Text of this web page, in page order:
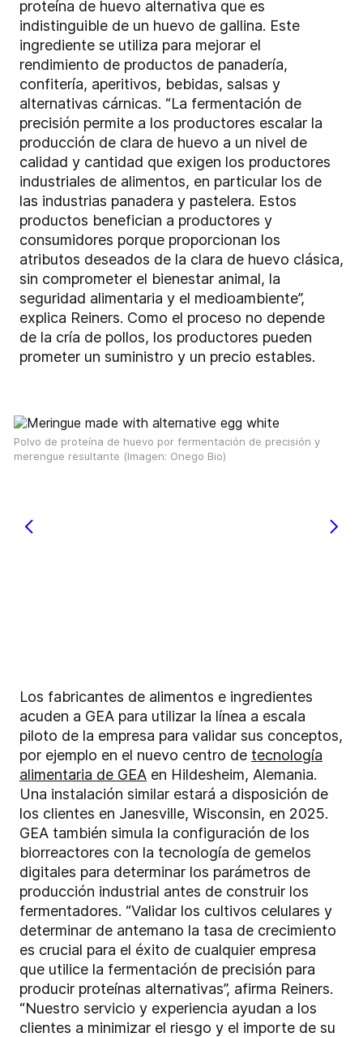
proteína de huevo alternativa que es
indistinguible de un huevo de gallina. Este
ingrediente se utiliza para mejorar el
rendimiento de productos de panadería,
confitería, aperitivos, bebidas, salsas y
alternativas cárnicas. “La fermentación de
precisión permite a los productores escalar la
producción de clara de huevo a un nivel de
calidad y cantidad que exigen los productores
industriales de alimentos, en particular los de
las industrias panadera y pastelera. Estos
productos benefician a productores y
consumidores porque proporcionan los
atributos deseados de la clara de huevo clásica,
sin comprometer el bienestar animal, la
seguridad alimentaria y el medioambiente”,
explica Reiners. Como el proceso no depende
de la cría de pollos, los productores pueden
prometer un suministro y un precio estables.
Polvo de proteína de huevo por fermentación de precisión y
merengue resultante (Imagen: Onego Bio)
Los fabricantes de alimentos e ingredientes
acuden a GEA para utilizar la línea a escala
piloto de la empresa para validar sus conceptos,
por ejemplo en el nuevo centro de tecnología
alimentaria de GEA en Hildesheim, Alemania.
Una instalación similar estará a disposición de
los clientes en Janesville, Wisconsin, en 2025.
GEA también simula la configuración de los
biorreactores con la tecnología de gemelos
digitales para determinar los parámetros de
producción industrial antes de construir los
fermentadores. “Validar los cultivos celulares y
determinar de antemano la tasa de crecimiento
es crucial para el éxito de cualquier empresa
que utilice la fermentación de precisión para
producir proteínas alternativas”, afirma Reiners.
“Nuestro servicio y experiencia ayudan a los
clientes a minimizar el riesgo y el importe de su